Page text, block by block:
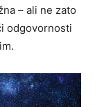
– ali ne zato
odgovornosti